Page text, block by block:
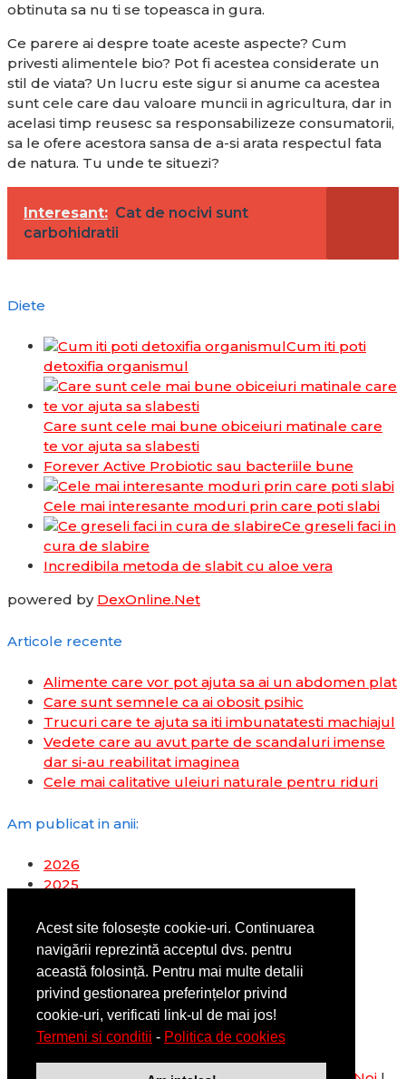
Acest site folosește cookie-uri. Continuarea
navigării reprezintă acceptul dvs. pentru
această folosință. Pentru mai multe detalii
privind gestionarea preferințelor privind
cookie-uri, verificati link-ul de mai jos!
Termeni si conditii - Politica de cookies
obtinuta sa nu ti se topeasca in gura.
Ce parere ai despre toate aceste aspecte? Cum
privesti alimentele bio? Pot fi acestea considerate un
stil de viata? Un lucru este sigur si anume ca acestea
sunt cele care dau valoare muncii in agricultura, dar in
acelasi timp reusesc sa responsabilizeze consumatorii,
sa le ofere acestora sansa de a-si arata respectul fata
de natura. Tu unde te situezi?
Interesant: Cat de nocivi sunt
carbohidratii
Diete
Cum iti poti
detoxifia organismul
Care sunt cele mai bune obiceiuri matinale care
te vor ajuta sa slabesti
Forever Active Probiotic sau bacteriile bune
Cele mai interesante moduri prin care poti slabi
Ce greseli faci in
cura de slabire
Incredibila metoda de slabit cu aloe vera
powered by DexOnline.Net
Articole recente
Alimente care vor pot ajuta sa ai un abdomen plat
Care sunt semnele ca ai obosit psihic
Trucuri care te ajuta sa iti imbunatatesti machiajul
Vedete care au avut parte de scandaluri imense
dar si-au reabilitat imaginea
Cele mai calitative uleiuri naturale pentru riduri
Am publicat in anii:
2026
2025
2023
2022
2018
2017
2016
2014